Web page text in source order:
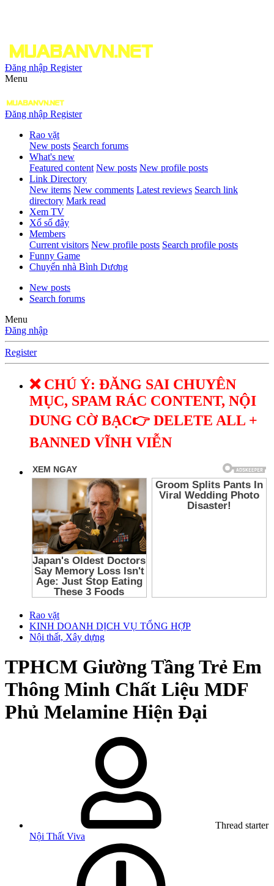
Đăng nhập Register
Menu
Đăng nhập Register
Rao vặt
New posts Search forums
What's new
Featured content New posts New profile posts
Link Directory
New items New comments Latest reviews Search link
directory Mark read
Xem TV
Xổ số đây
Members
Current visitors New profile posts Search profile posts
Funny Game
Chuyển nhà Bình Dương
New posts
Search forums
Menu
Đăng nhập
Register
❌ CHÚ Ý: ĐĂNG SAI CHUYÊN
MỤC, SPAM RÁC CONTENT, NỘI
DUNG CỜ BẠC👉 DELETE ALL +
BANNED VĨNH VIỄN
Rao vặt
KINH DOANH DỊCH VỤ TỔNG HỢP
Nội thất, Xây dựng
TPHCM Giường Tầng Trẻ Em
Thông Minh Chất Liệu MDF
Phủ Melamine Hiện Đại
Thread starter
Nội Thất Viva